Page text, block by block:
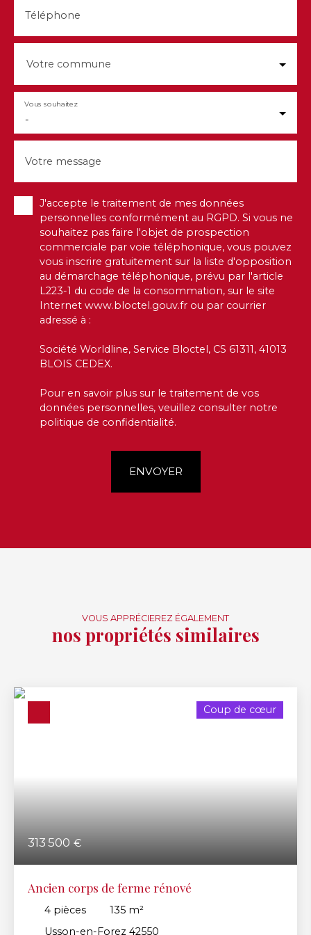
Téléphone
Votre commune
-
Vous souhaitez
Votre message
J'accepte le traitement de mes données
personnelles conformément au RGPD. Si vous ne
souhaitez pas faire l'objet de prospection
commerciale par voie téléphonique, vous pouvez
vous inscrire gratuitement sur la liste d'opposition
au démarchage téléphonique, prévu par l'article
L223-1 du code de la consommation, sur le site
Internet www.bloctel.gouv.fr ou par courrier
adressé à :
Société Worldline, Service Bloctel, CS 61311, 41013
BLOIS CEDEX.
Pour en savoir plus sur le traitement de vos
données personnelles, veuillez consulter notre
politique de confidentialité.
ENVOYER
VOUS APPRÉCIEREZ ÉGALEMENT
nos propriétés similaires
313 500 €
Coup de cœur
Ancien corps de ferme rénové
4 pièces 135 m²
Usson-en-Forez 42550